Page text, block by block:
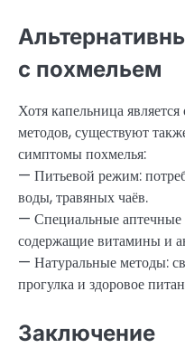
с похмельем
Хотя капельница
методов, существуют
симптомы похмелья:
— Питьевой режим:
воды, травяных чаёв.
— Специальные аптечные
содержащие витамины и
— Натуральные методы:
прогулка и здоровое
Заключение